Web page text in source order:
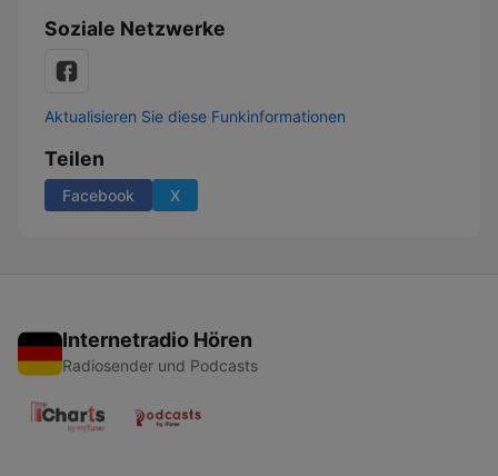
Soziale Netzwerke
Aktualisieren Sie diese Funkinformationen
Teilen
Facebook X
Internetradio Hören
Radiosender und Podcasts